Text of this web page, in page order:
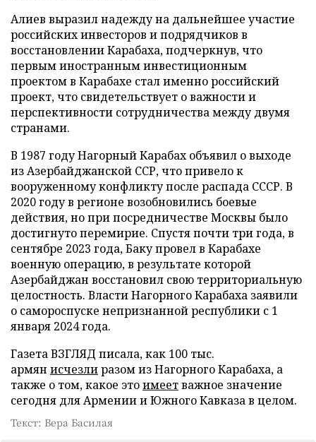
Алиев выразил надежду на дальнейшее участие
российских инвесторов и подрядчиков в
восстановлении Карабаха, подчеркнув, что
первым иностранным инвестиционным
проектом в Карабахе стал именно российский
проект, что свидетельствует о важности и
перспективности сотрудничества между двумя
странами.
В 1987 году Нагорный Карабах объявил о выходе
из Азербайджанской ССР, что привело к
вооруженному конфликту после распада СССР. В
2020 году в регионе возобновились боевые
действия, но при посредничестве Москвы было
достигнуто перемирие. Спустя почти три года, в
сентябре 2023 года, Баку провел в Карабахе
военную операцию, в результате которой
Азербайджан восстановил свою территориальную
целостность. Власти Нагорного Карабаха заявили
о самороспуске непризнанной республики с 1
января 2024 года.
Газета ВЗГЛЯД писала, как 100 тыс.
армян исчезлиразом из Нагорного Карабаха, а
также о том, какое этоимеетважное значение
сегодня для Армении и Южного Кавказа в целом.
Текст: Вера Басилая